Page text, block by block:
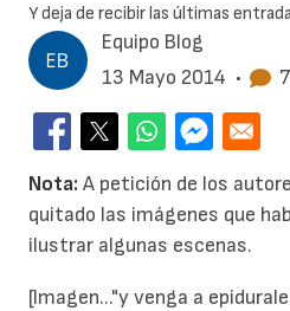
Equipo Blog
13 Mayo 2014 •
Nota: A petición de los
quitado las imágenes que
ilustrar algunas escenas.
[Imagen..."y venga a
Y deja de recibir las últimas